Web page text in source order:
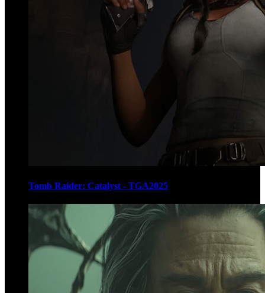
Tomb Raider: Catalyst - TGA2025